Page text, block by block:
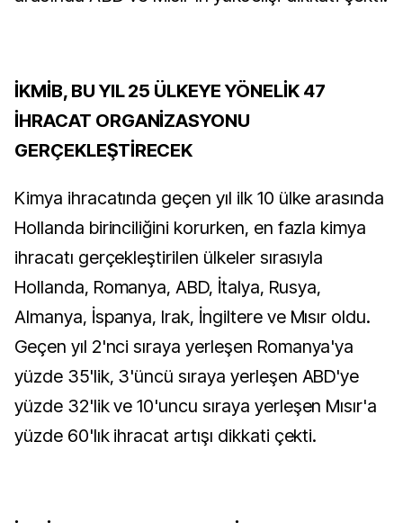
İKMİB, BU YIL 25 ÜLKEYE YÖNELİK 47
İHRACAT ORGANİZASYONU
GERÇEKLEŞTİRECEK
Kimya ihracatında geçen yıl ilk 10 ülke arasında
Hollanda birinciliğini korurken, en fazla kimya
ihracatı gerçekleştirilen ülkeler sırasıyla
Hollanda, Romanya, ABD, İtalya, Rusya,
Almanya, İspanya, Irak, İngiltere ve Mısır oldu.
Geçen yıl 2'nci sıraya yerleşen Romanya'ya
yüzde 35'lik, 3'üncü sıraya yerleşen ABD'ye
yüzde 32'lik ve 10'uncu sıraya yerleşen Mısır'a
yüzde 60'lık ihracat artışı dikkati çekti.